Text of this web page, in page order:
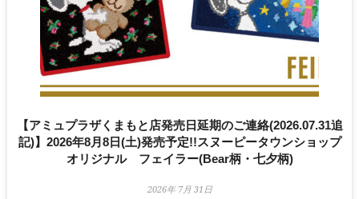
【アミュプラザくまもと店発売日延期のご連絡(2026.07.31追
記)】2026年8月8日(土)発売予定!!スヌーピータウンショップ
オリジナル フェイラー(Bear柄・七夕柄)
2026年 7月 31日